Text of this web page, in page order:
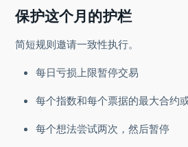
保护这个月的护栏
简短规则邀请一致性执行。
每日亏损上限暂停交易
每个指数和每个票据的最大合约
每个想法尝试两次，然后暂停